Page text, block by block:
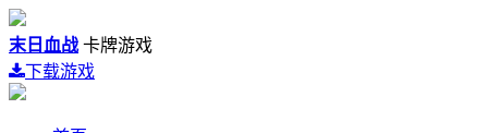
末日血战 卡牌游戏
下载游戏